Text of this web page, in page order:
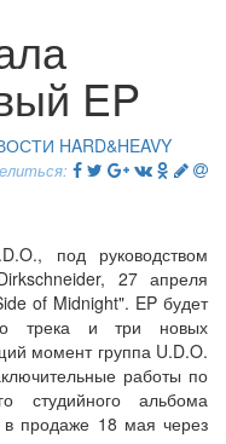
EP
HARD&HEAVY
под руководством
27 апреля
of Midnight". EP будет
трека и три новых
момент группа U.D.O.
работы по
студийного альбома
продаже 18 мая через